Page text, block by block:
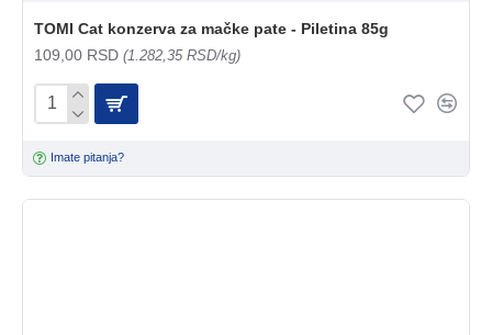
TOMI Cat konzerva za mačke pate - Piletina 85g
109,00 RSD (1.282,35 RSD/kg)
Imate pitanja?